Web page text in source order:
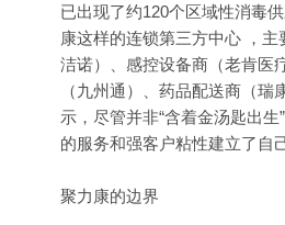
已出现了约120个区域性消毒
康这样的连锁第三方中心 ，
洁诺）、感控设备商（老肯医
（九州通）、药品配送商（瑞
示，尽管并非“含着金汤匙出
的服务和强客户粘性建立了自
聚力康的边界